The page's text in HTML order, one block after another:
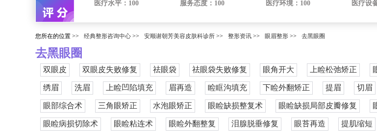
医疗水平： 100 服务态度： 100 医疗环境： 100 医疗设
您所在的位置 >> 经典整形咨询中心 >> 安顺谢朝芳美容皮肤科诊所 >> 整形资讯 >> 眼眉整形 >> 去黑眼圈
去黑眼圈
双眼皮 双眼皮失败修复 祛眼袋 祛眼袋失败修复 眼角开大 上睑松弛矫正
绣眉 洗眉 上睑凹陷填充 眉再造 睑眶沟填充 下睑外翻矫正 提眉 切眉
眼部综合术 三角眼矫正 水泡眼矫正 眼睑缺损整复术 眼睑缺损局部皮瓣修复
眼睑病损切除术 眼睑粘连术 眼睑外翻整复 泪腺脱垂修复 眼苔再造 提肌缩短